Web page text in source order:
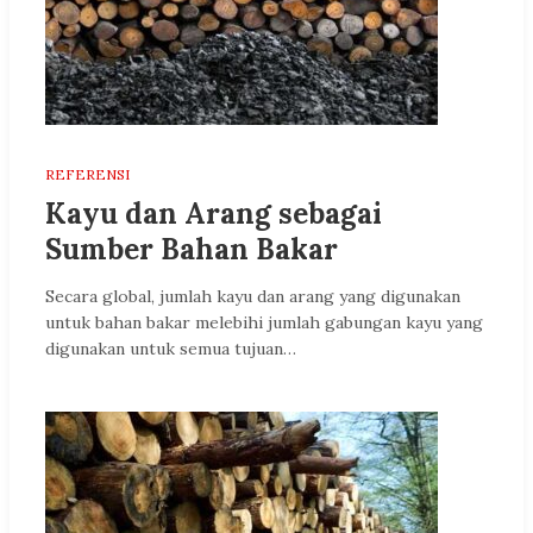
REFERENSI
Kayu dan Arang sebagai
Sumber Bahan Bakar
Secara global, jumlah kayu dan arang yang digunakan
untuk bahan bakar melebihi jumlah gabungan kayu yang
digunakan untuk semua tujuan…